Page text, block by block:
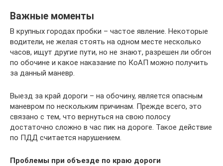
Важные моменты
В крупных городах пробки – частое явление. Некоторые
водители, не желая стоять на одном месте несколько
часов, ищут другие пути, но не знают, разрешен ли обгон
по обочине и какое наказание по КоАП можно получить
за данный маневр.
Выезд за край дороги – на обочину, является опасным
маневром по нескольким причинам. Прежде всего, это
связано с тем, что вернуться на свою полосу
достаточно сложно в час пик на дороге. Такое действие
по ПДД считается нарушением.
Проблемы при объезде по краю дороги